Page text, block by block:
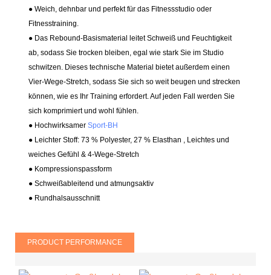
● Weich, dehnbar und perfekt für das Fitnessstudio oder
Fitnesstraining.
● Das Rebound-Basismaterial leitet Schweiß und Feuchtigkeit
ab, sodass Sie trocken bleiben, egal wie stark Sie im Studio
schwitzen. Dieses technische Material bietet außerdem einen
Vier-Wege-Stretch, sodass Sie sich so weit beugen und strecken
können, wie es Ihr Training erfordert. Auf jeden Fall werden Sie
sich komprimiert und wohl fühlen.
● HochwirksamerSport-BH
● Leichter Stoff: 73 % Polyester, 27 % Elasthan , Leichtes und
weiches Gefühl & 4-Wege-Stretch
● Kompressionspassform
●Schweißableitend und atmungsaktiv
● Rundhalsausschnitt
PRODUCT PERFORMANCE